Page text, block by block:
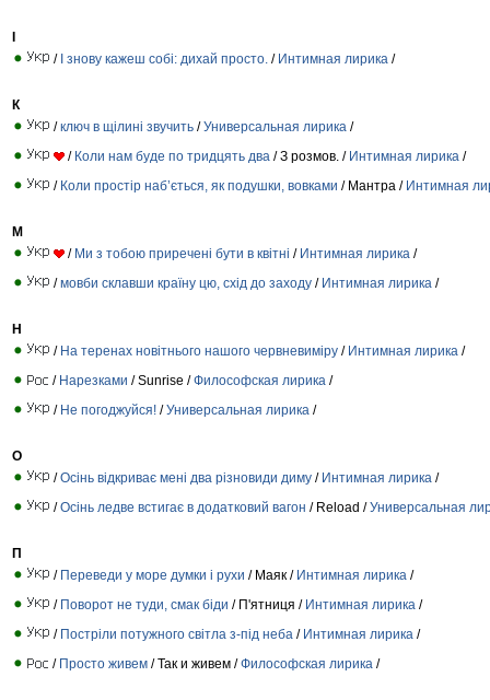
І
/ І знову кажеш собі: дихай просто. / Интимная лирика /
К
/ключ в щілині звучить /Универсальная лирика /
/ Коли нам буде по тридцять два / З розмов. / Интимная лирика /
/ Коли простір наб’ється, як подушки, вовками / Мантра / Интимная
М
/ Ми з тобою приречені бути в квітні / Интимная лирика /
/мовби склавши країну цю, схід до заходу / Интимная лирика /
Н
/ На теренах новітнього нашого червневиміру / Интимная лирика /
/ Нарезками / Sunrise /Философская лирика /
/ Не погоджуйся! /Универсальная лирика /
О
/Осінь відкриває мені два різновиди диму / Интимная лирика /
/Осінь ледве встигає в додатковий вагон / Reload /Универсальная
П
/ Переведи у море думки і рухи / Маяк / Интимная лирика /
/ Поворот не туди, смак біди / П'ятниця / Интимная лирика /
/ Постріли потужного світла з-під неба / Интимная лирика /
/ Просто живем / Так и живем /Философская лирика /